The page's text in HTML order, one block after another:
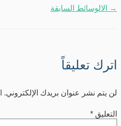
→ الالوسائط السابقة
اترك تعليقاً
لن يتم نشر عنوان بريدك الإلكتروني.
التعليق *